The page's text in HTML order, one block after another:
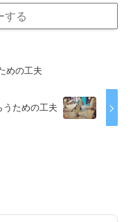
する
めの工夫
うための工夫